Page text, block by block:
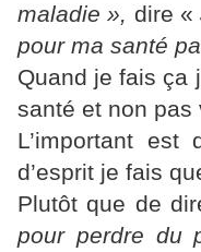
maladie », dire «
pour ma santé
Quand je fais ça
santé et non pas
L’important
d’esprit je fais
Plutôt que de
pour perdre du